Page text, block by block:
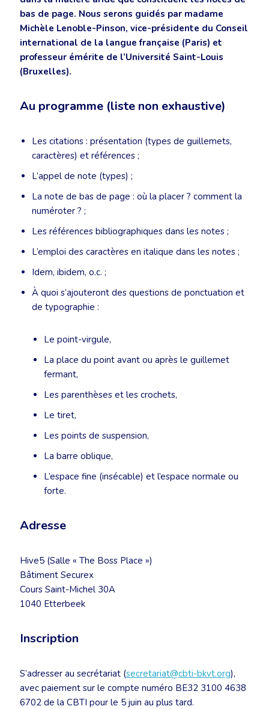
bas de page. Nous serons guidés par madame
Michèle Lenoble-Pinson, vice-présidente du Conseil
international de la langue française (Paris) et
professeur émérite de l’Université Saint-Louis
(Bruxelles).
Au programme (liste non exhaustive)
Les citations : présentation (types de guillemets,
caractères) et références ;
L’appel de note (types) ;
La note de bas de page : où la placer ? comment la
numéroter ? ;
Les références bibliographiques dans les notes ;
L’emploi des caractères en italique dans les notes ;
Idem, ibidem, o.c. ;
À quoi s’ajouteront des questions de ponctuation et
de typographie :
Le point-virgule,
La place du point avant ou après le guillemet
fermant,
Les parenthèses et les crochets,
Le tiret,
Les points de suspension,
La barre oblique,
L’espace fine (insécable) et l’espace normale ou
forte.
Adresse
Hive5 (Salle « The Boss Place »)
Bâtiment Securex
Cours Saint-Michel 30A
1040 Etterbeek
Inscription
S’adresser au secrétariat (secretariat@cbti-bkvt.org),
avec paiement sur le compte numéro BE32 3100 4638
6702 de la CBTI pour le 5 juin au plus tard.